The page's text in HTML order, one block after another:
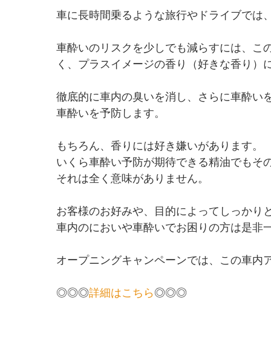
車に長時間乗るような旅行やドライブでは
車酔いのリスクを少しでも減らすには、こ
く、プラスイメージの香り（好きな香り
徹底的に車内の臭いを消し、さらに車酔い
車酔いを予防します。
もちろん、香りには好き嫌いがあります。
いくら車酔い予防が期待できる精油でもそ
それは全く意味がありません。
お客様のお好みや、目的によってしっかり
車内のにおいや車酔いでお困りの方は是非
オープニングキャンペーンでは、この車内
◎◎◎詳細はこちら◎◎◎